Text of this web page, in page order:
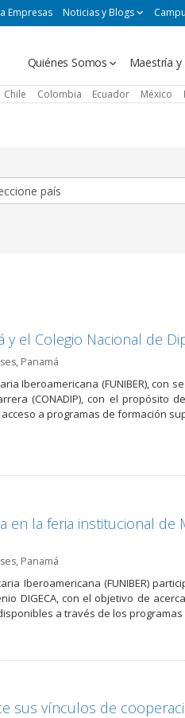
Empresas Noticias y Blogs
Navegación
Quiénes Somos Maestría y
Chile Colombia Ecuador México
y el Colegio Nacional de
, Panamá
Iberoamericana (FUNIBER), con
(CONADIP), con el
a programas de formación
en la feria institucional
, Panamá
Iberoamericana (FUNIBER)
DIGECA, con el objetivo de
a través de los
sus vínculos de